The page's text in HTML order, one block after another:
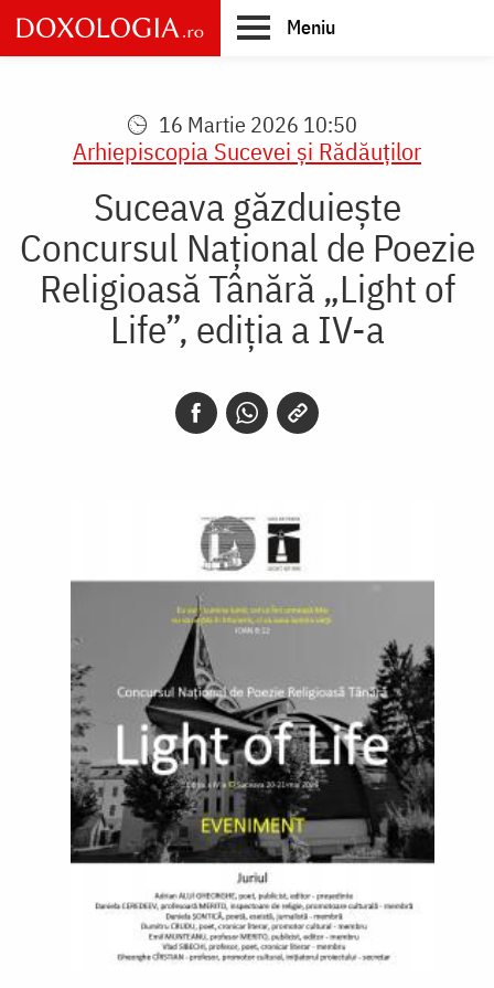
Skip
to
main
Meniu
16 Martie 2026 10:50
Arhiepiscopia Sucevei şi Rădăuţilor
Suceava găzduiește
Concursul Național de Poezie
Religioasă Tânără „Light of
Life”, ediția a IV-a